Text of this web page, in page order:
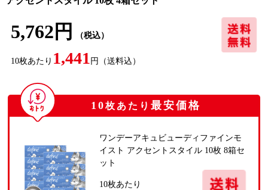
5,762円 （税込）
10枚あたり 1,441 円 （送料込）
10枚あたり 最安価格
ワンデーアキュビューディファインモ
イスト アクセントスタイル 10枚 8箱セ
ット
10枚あたり